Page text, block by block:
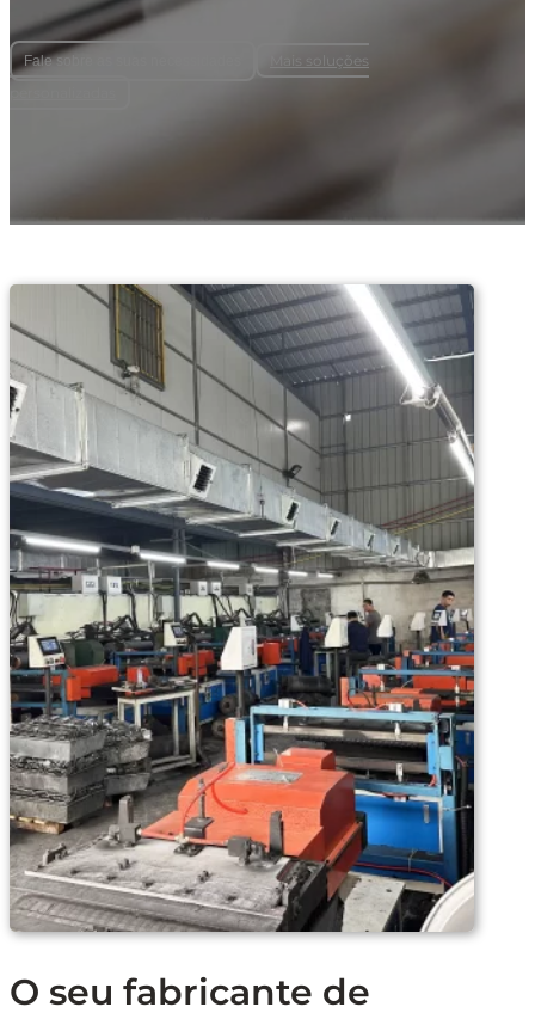
Fale sobre as suas necessidades
Mais soluções
O seu fabricante de